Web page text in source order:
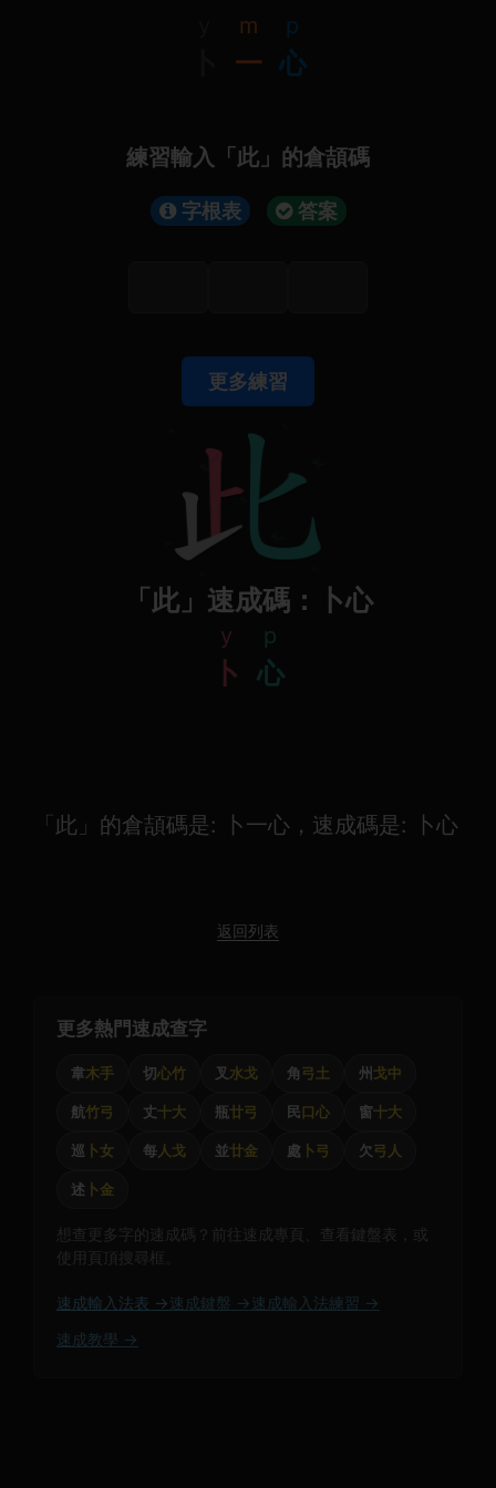
m
一
p
心
練習輸入「此」的倉頡碼
字根表 答案
更多練習
「此」速成碼：卜心
y
卜
p
心
「此」的倉頡碼是: 卜一心，速成碼是: 卜心
返回列表
更多熱門速成查字
韋木手 切心竹 叉 水戈 角弓土 州 戈中
航竹弓 丈十大 瓶廿弓 民口心 窗十大
巡 卜女 每人戈 並廿金 處 卜弓 欠弓人
述 卜金
想查更多字的速成碼？前往速成專頁、查看鍵盤表，或
使用頁頂搜尋框。
速成輸入法表 → 速成鍵盤 → 速成輸入法練習 →
速成教學 →